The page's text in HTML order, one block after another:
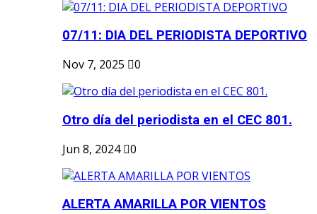
07/11: DIA DEL PERIODISTA DEPORTIVO
Nov 7, 2025
0
Otro día del periodista en el CEC 801.
Jun 8, 2024
0
ALERTA AMARILLA POR VIENTOS